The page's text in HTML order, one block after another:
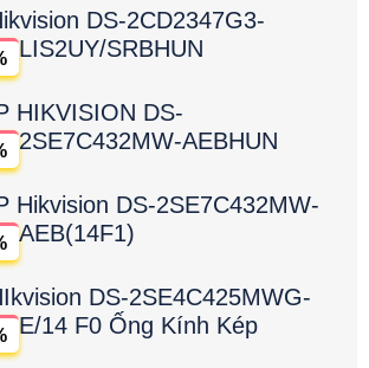
DS-2CD2347G3-
LIS2UY/SRBHUN
HIKVISION DS-
2SE7C432MW-AEBHUN
Hikvision DS-2SE7C432MW-
AEB(14F1)
DS-2SE4C425MWG-
E/14 F0 Ống Kính Kép